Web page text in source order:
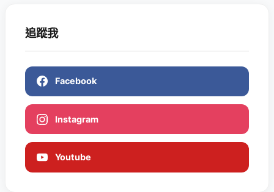
追蹤我
Facebook
Instagram
Youtube